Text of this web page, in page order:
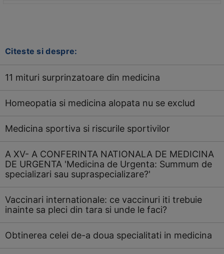
Citeste si despre:
11 mituri surprinzatoare din medicina
Homeopatia si medicina alopata nu se exclud
Medicina sportiva si riscurile sportivilor
A XV- A CONFERINTA NATIONALA DE MEDICINA
DE URGENTA 'Medicina de Urgenta: Summum de
specializari sau supraspecializare?'
Vaccinari internationale: ce vaccinuri iti trebuie
inainte sa pleci din tara si unde le faci?
Obtinerea celei de-a doua specialitati in medicina